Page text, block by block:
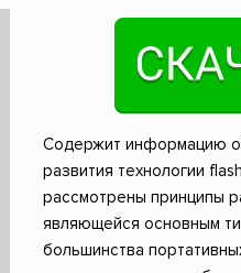
История России
Внутренняя
Содержит информацию
развития технологии
рассмотрены принципы
являющейся основным
большинства